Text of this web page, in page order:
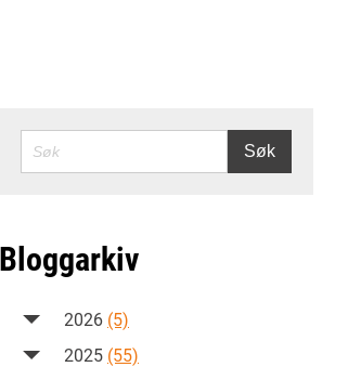
SØK Søk
Bloggarkiv
2026 (5)
2025 (55)